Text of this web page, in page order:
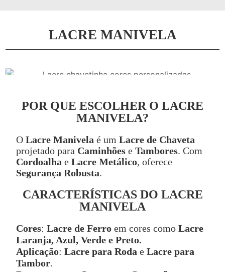
LACRE MANIVELA
POR QUE ESCOLHER O LACRE
MANIVELA?
O Lacre Manivela é um Lacre de Chaveta
projetado para Caminhões e Tambores. Com
Cordoalha e Lacre Metálico, oferece
Segurança Robusta.
CARACTERÍSTICAS DO LACRE
MANIVELA
Cores: Lacre de Ferro em cores como Lacre
Laranja, Azul, Verde e Preto.
Aplicação: Lacre para Roda e Lacre para
Tambor.